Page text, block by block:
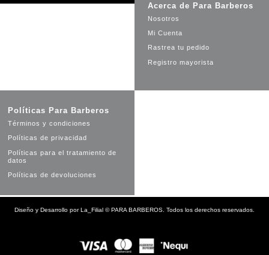
Acerca de Para Barberos
Nosotros
Mi Cuenta
Rastrea tu pedido
Registro mayorista
Políticas Para Barberos
Términos y condiciones
Políticas de privacidad
Políticas para el tratamiento de
datos
Políticas de devoluciones
Diseño y Desarrollo porLa_Filial ©PARA BARBEROS. Todos los derechos reservados.